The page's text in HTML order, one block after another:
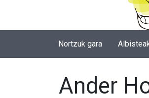
Nortzuk gara
Ander